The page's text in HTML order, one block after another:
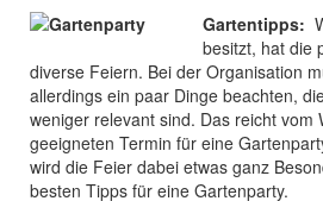
Gartentipps:
besitzt, hat die
diverse Feiern. Bei der Organisation
allerdings ein paar Dinge beachten,
weniger relevant sind. Das reicht vom
geeigneten Termin für eine
wird die Feier dabei etwas ganz
besten Tipps für eine Gartenparty.